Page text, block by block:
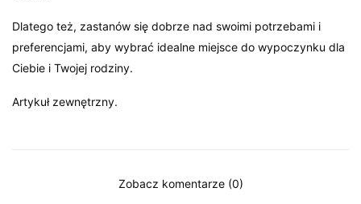
Dlatego też, zastanów się dobrze nad swoimi potrzebami i
preferencjami, aby wybrać idealne miejsce do wypoczynku dla
Ciebie i Twojej rodziny.
Artykuł zewnętrzny.
Zobacz komentarze (0)